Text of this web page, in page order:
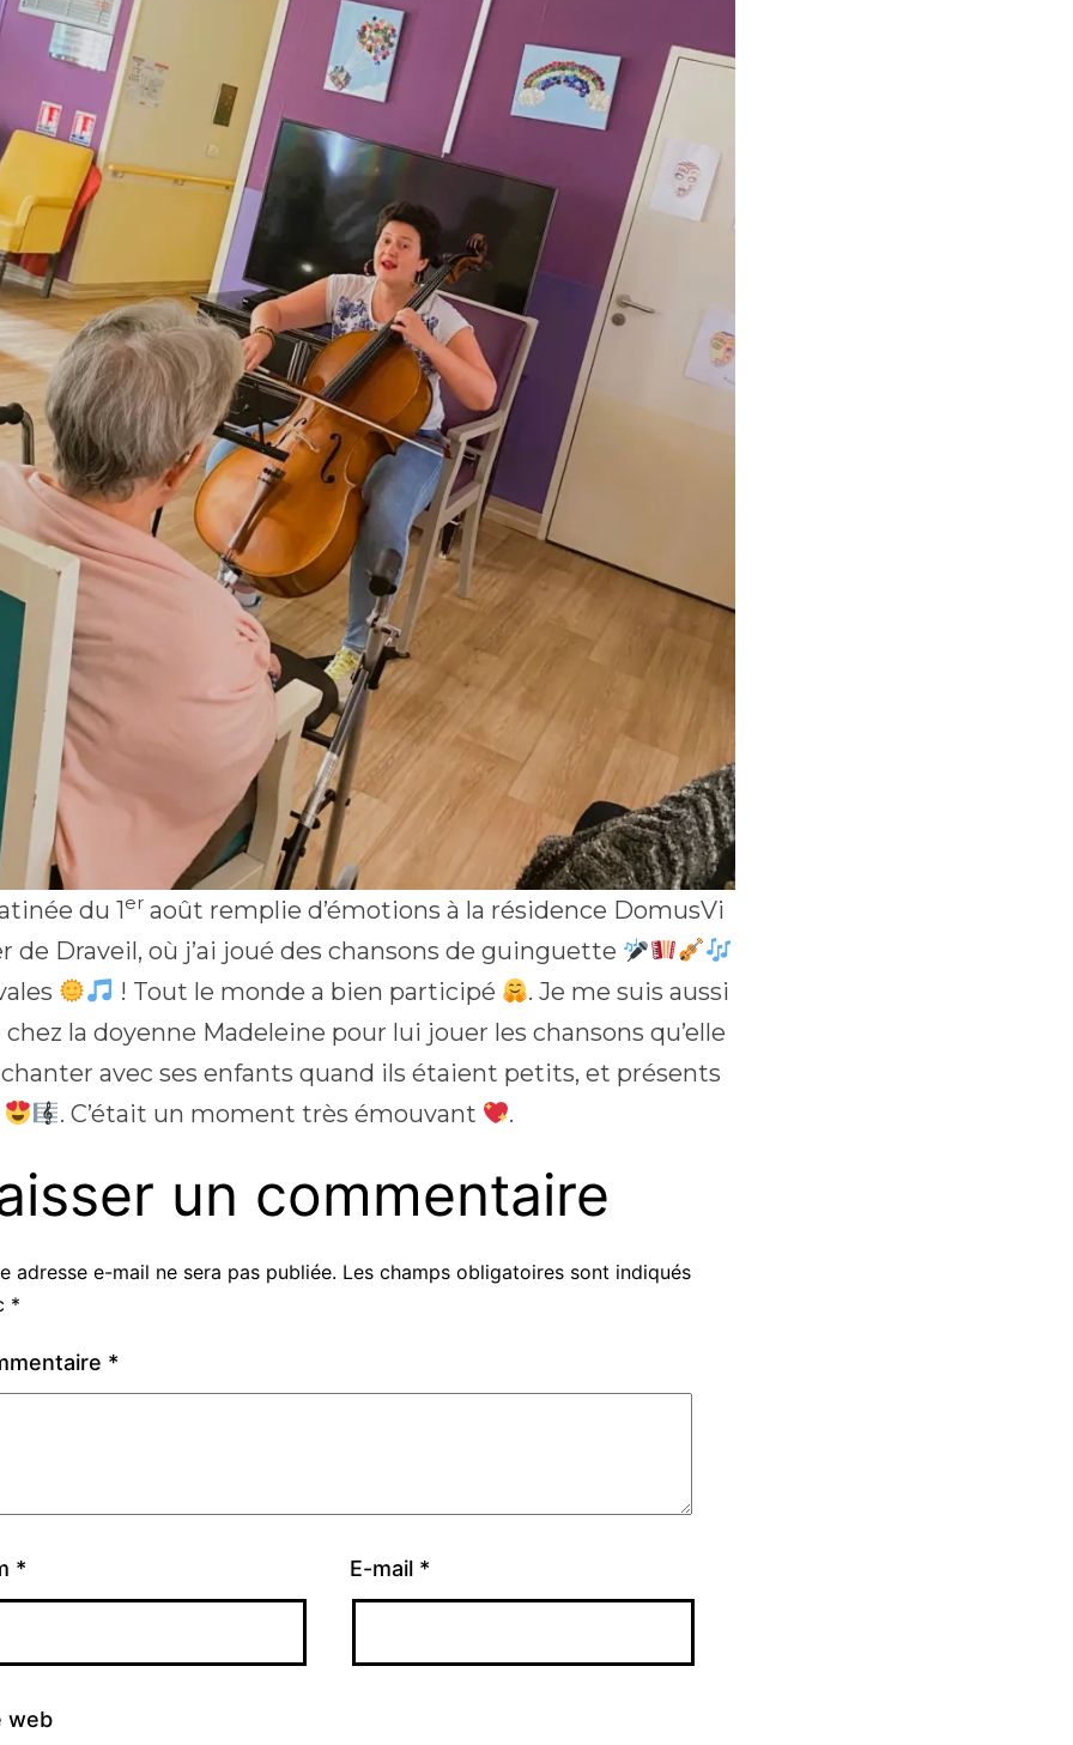
du 1er août remplie d’émotions à la résidence DomusVi
de Draveil, où j’ai joué des chansons de guinguette
! Tout le monde a bien participé
. Je me suis aussi
la doyenne Madeleine pour lui jouer les chansons qu’elle
avec ses enfants quand ils étaient petits, et présents
. C’était un moment très émouvant .
un commentaire
adresse e-mail ne sera pas publiée. Les champs obligatoires sont indiqués
*
*
* E-mail *
web